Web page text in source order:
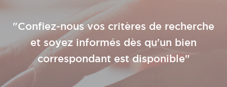
"Confiez-nous vos critères de recherche
et soyez informés dès qu'un bien
correspondant est disponible"